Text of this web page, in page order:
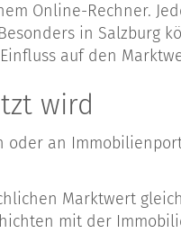
Online-Rechner.
in Salzburg
auf den
wird
an
Marktwert
mit der